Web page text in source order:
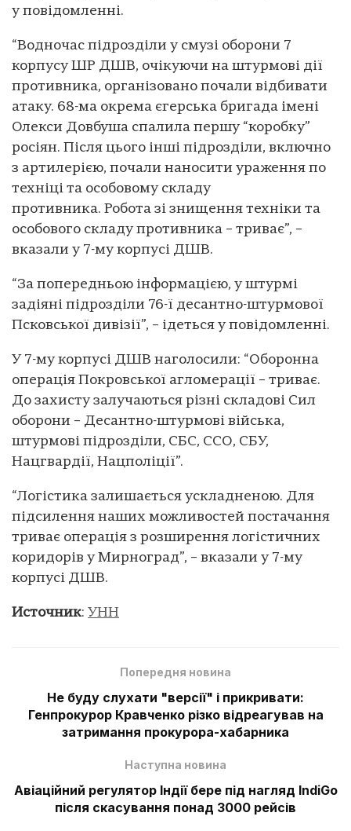
у повідомленні.
“Водночас підрозділи у смузі оборони 7
корпусу ШР ДШВ, очікуючи на штурмові дії
противника, організовано почали відбивати
атаку. 68-ма окрема єгерська бригада імені
Олекси Довбуша спалила першу “коробку”
росіян. Після цього інші підрозділи, включно
з артилерією, почали наносити ураження по
техніці та особовому складу
противника. Робота зі знищення техніки та
особового складу противника – триває”, –
вказали у 7-му корпусі ДШВ.
“За попередньою інформацією, у штурмі
задіяні підрозділи 76-ї десантно-штурмової
Псковської дивізії”, – ідеться у повідомленні.
У 7-му корпусі ДШВ наголосили: “Оборонна
операція Покровської агломерації – триває.
До захисту залучаються різні складові Сил
оборони – Десантно-штурмові війська,
штурмові підрозділи, СБС, ССО, СБУ,
Нацгвардії, Нацполіції”.
“Логістика залишається ускладненою. Для
підсилення наших можливостей постачання
триває операція з розширення логістичних
коридорів у Мирноград”, – вказали у 7-му
корпусі ДШВ.
Источник: УНН
Попередня новина
Не буду слухати "версії" і прикривати:
Генпрокурор Кравченко різко відреагував на
затримання прокурора-хабарника
Наступна новина
Авіаційний регулятор Індії бере під нагляд IndiGo
після скасування понад 3000 рейсів